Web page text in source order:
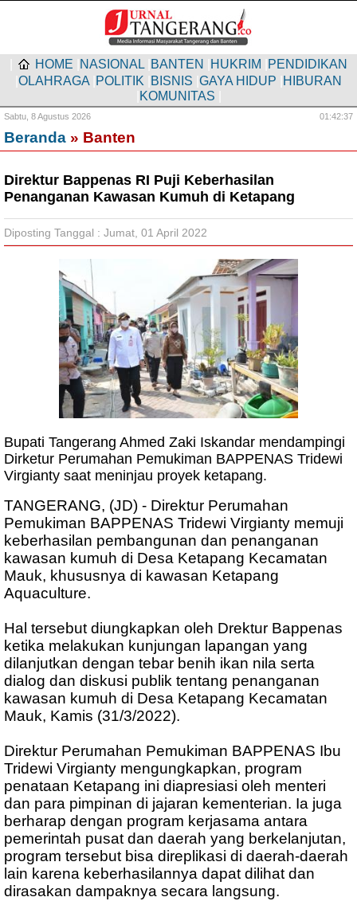
HOME NASIONAL BANTEN HUKRIM PENDIDIKAN
OLAHRAGA POLITIK BISNIS GAYA HIDUP HIBURAN
KOMUNITAS
Sabtu, 8 Agustus 2026 01:42:38
Beranda » Banten
Direktur Bappenas RI Puji Keberhasilan
Penanganan Kawasan Kumuh di Ketapang
Diposting Tanggal : Jumat, 01 April 2022
Bupati Tangerang Ahmed Zaki Iskandar mendampingi
Dirketur Perumahan Pemukiman BAPPENAS Tridewi
Virgianty saat meninjau proyek ketapang.
TANGERANG, (JD) - Direktur Perumahan
Pemukiman BAPPENAS Tridewi Virgianty memuji
keberhasilan pembangunan dan penanganan
kawasan kumuh di Desa Ketapang Kecamatan
Mauk, khususnya di kawasan Ketapang
Aquaculture.
Hal tersebut diungkapkan oleh Drektur Bappenas
ketika melakukan kunjungan lapangan yang
dilanjutkan dengan tebar benih ikan nila serta
dialog dan diskusi publik tentang penanganan
kawasan kumuh di Desa Ketapang Kecamatan
Mauk, Kamis (31/3/2022).
Direktur Perumahan Pemukiman BAPPENAS Ibu
Tridewi Virgianty mengungkapkan, program
penataan Ketapang ini diapresiasi oleh menteri
dan para pimpinan di jajaran kementerian. Ia juga
berharap dengan program kerjasama antara
pemerintah pusat dan daerah yang berkelanjutan,
program tersebut bisa direplikasi di daerah-daerah
lain karena keberhasilannya dapat dilihat dan
dirasakan dampaknya secara langsung.